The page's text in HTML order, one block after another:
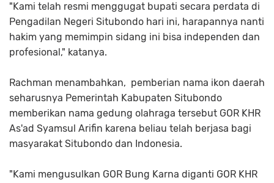
"Kami telah resmi menggugat bupati secara perdata di
Pengadilan Negeri Situbondo hari ini, harapannya nanti
hakim yang memimpin sidang ini bisa independen dan
profesional," katanya.
Rachman menambahkan, pemberian nama ikon daerah
seharusnya Pemerintah Kabupaten Situbondo
memberikan nama gedung olahraga tersebut GOR KHR
As'ad Syamsul Arifin karena beliau telah berjasa bagi
masyarakat Situbondo dan Indonesia.
"Kami mengusulkan GOR Bung Karna diganti GOR KHR